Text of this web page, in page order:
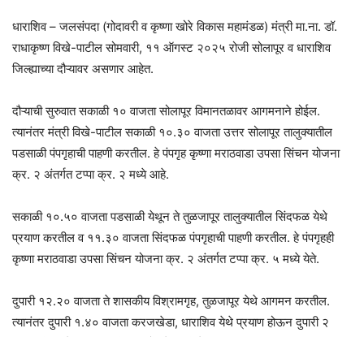
धाराशिव – जलसंपदा (गोदावरी व कृष्णा खोरे विकास महामंडळ) मंत्री मा.ना. डॉ.
राधाकृष्ण विखे-पाटील सोमवारी, ११ ऑगस्ट २०२५ रोजी सोलापूर व धाराशिव
जिल्ह्याच्या दौऱ्यावर असणार आहेत.
दौऱ्याची सुरुवात सकाळी १० वाजता सोलापूर विमानतळावर आगमनाने होईल.
त्यानंतर मंत्री विखे-पाटील सकाळी १०.३० वाजता उत्तर सोलापूर तालुक्यातील
पडसाळी पंपगृहाची पाहणी करतील. हे पंपगृह कृष्णा मराठवाडा उपसा सिंचन योजना
क्र. २ अंतर्गत टप्पा क्र. २ मध्ये आहे.
सकाळी १०.५० वाजता पडसाळी येथून ते तुळजापूर तालुक्यातील सिंदफळ येथे
प्रयाण करतील व ११.३० वाजता सिंदफळ पंपगृहाची पाहणी करतील. हे पंपगृहही
कृष्णा मराठवाडा उपसा सिंचन योजना क्र. २ अंतर्गत टप्पा क्र. ५ मध्ये येते.
दुपारी १२.२० वाजता ते शासकीय विश्रामगृह, तुळजापूर येथे आगमन करतील.
त्यानंतर दुपारी १.४० वाजता करजखेडा, धाराशिव येथे प्रयाण होऊन दुपारी २